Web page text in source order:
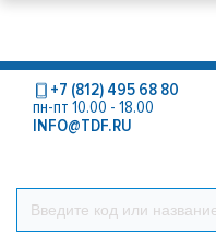
+7 (812) 495 68 80
пн-пт 10.00 - 18.00
INFO@TDF.RU